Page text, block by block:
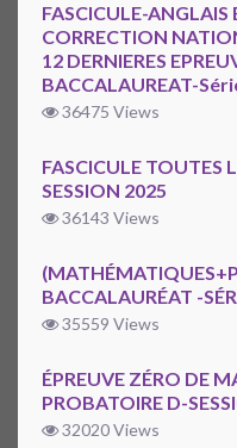
FASCICULE-ANGLAIS
CORRECTION
12 DERNIERES
BACCALAUREAT-
36475 Views
FASCICULE TOUTES
SESSION 2025
36143 Views
BACCALAURÉAT -
35559 Views
ÉPREUVE ZÉRO DE
PROBATOIRE D-
32020 Views